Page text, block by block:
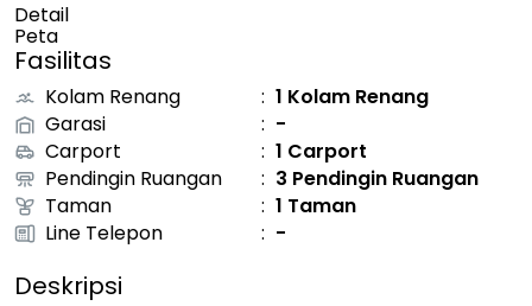
Detail
Peta
Fasilitas
Kolam Renang : 1 Kolam Renang
Garasi
: -
Carport
: 1 Carport
Pendingin Ruangan
: 3 Pendingin Ruangan
Taman
: 1 Taman
Line Telepon
: -
Deskripsi